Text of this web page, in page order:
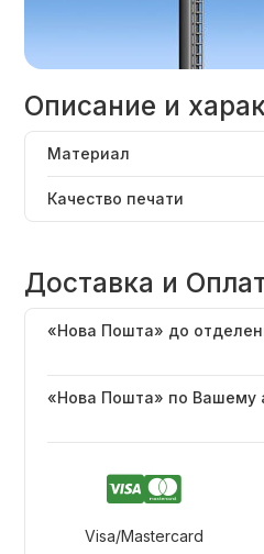
Описание и
Материал
Качество печати
Доставка и
«Нова Пошта» до
«Нова Пошта» по Вашему
Visa/Mastercard